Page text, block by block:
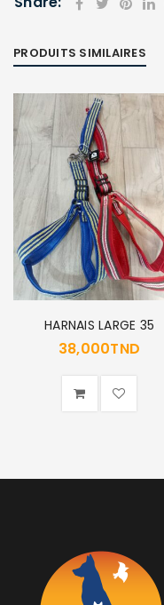
CONNECTER
ou e-mail*
de passe*
SE CONNECTER
PRODUITS SIMILAIRES
HARNAIS LARGE 35
38,000TND